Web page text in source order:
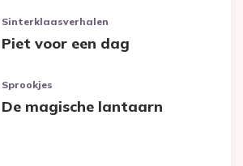
Sinterklaasverhalen
Piet voor een dag
Sprookjes
De magische lantaarn